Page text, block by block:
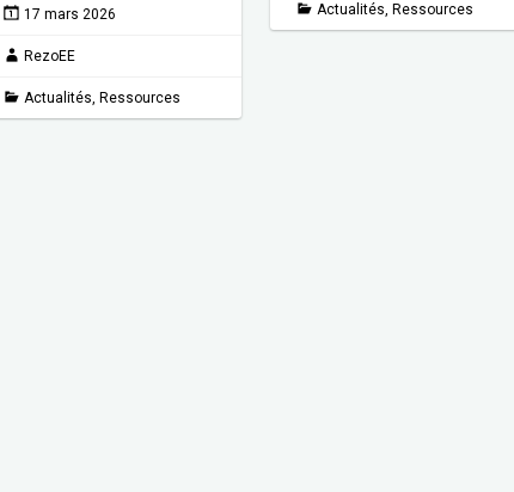
17 mars 2026
RezoEE
Actualités, Ressources
Actualités, Ressources